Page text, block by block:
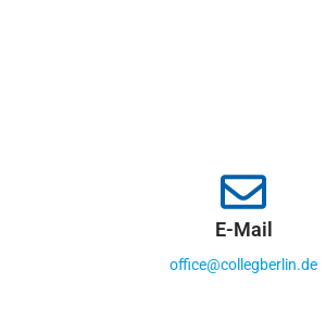
E-Mail
office@collegberlin.de